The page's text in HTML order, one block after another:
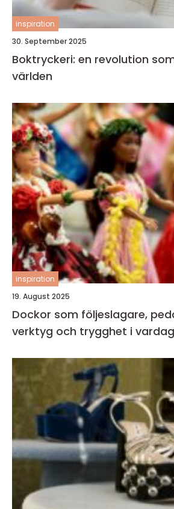
inspiration
30. September 2025
Boktryckeri: en revolution
världen
inspiration
19. August 2025
Dockor som följeslagare,
verktyg och trygghet i